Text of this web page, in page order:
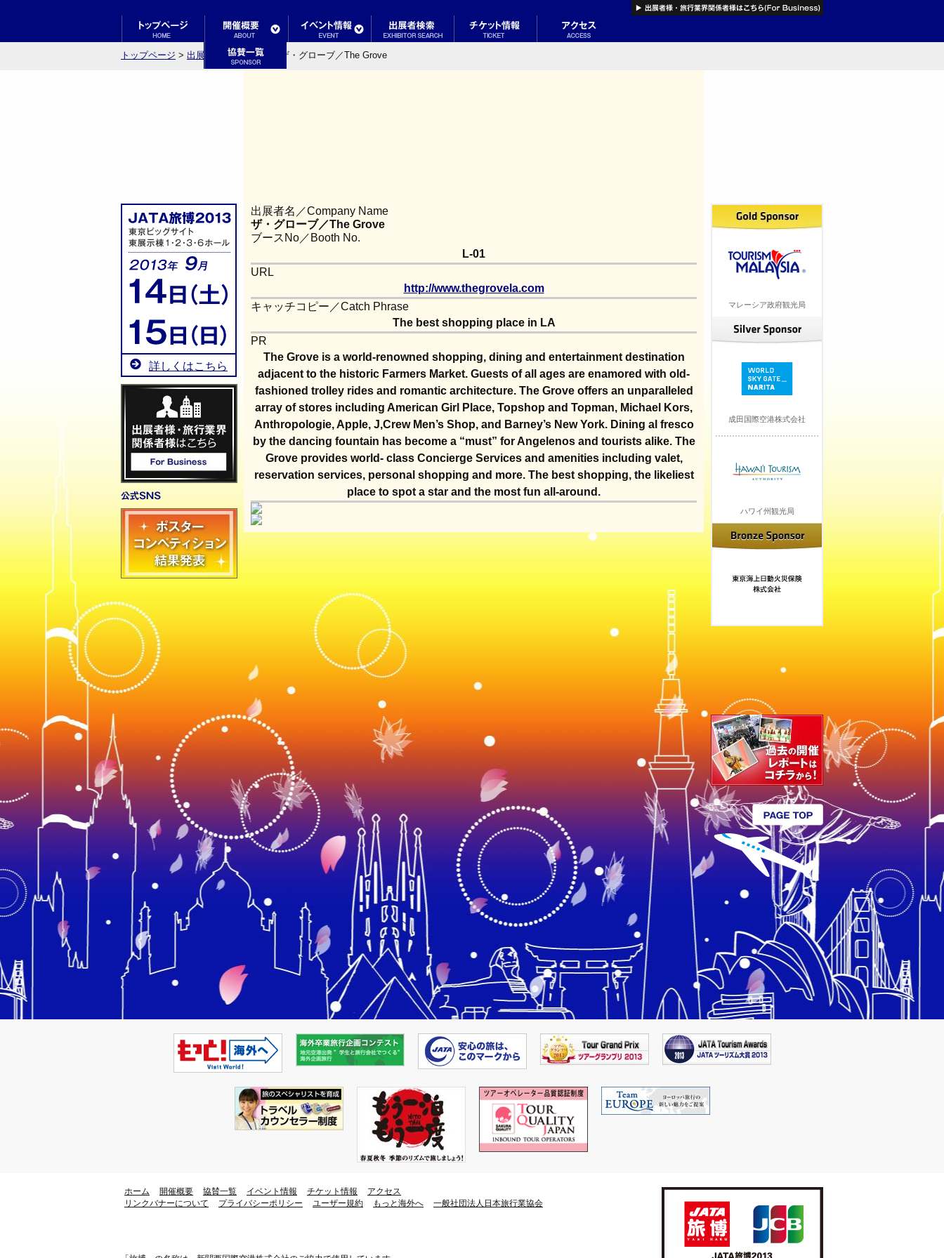
トップページ > 出展者検索結果一覧 > ザ・グローブ／The Grove
詳しくはこちら
出展者名／Company Name
ザ・グローブ／The Grove
ブースNo／Booth No.
L-01
URL
http://www.thegrovela.com
キャッチコピー／Catch Phrase
The best shopping place in LA
PR
The Grove is a world-renowned shopping, dining and entertainment destination
adjacent to the historic Farmers Market. Guests of all ages are enamored with old-
fashioned trolley rides and romantic architecture. The Grove offers an unparalleled
array of stores including American Girl Place, Topshop and Topman, Michael Kors,
Anthropologie, Apple, J,Crew Men’s Shop, and Barney’s New York. Dining al fresco
by the dancing fountain has become a “must” for Angelenos and tourists alike. The
Grove provides world- class Concierge Services and amenities including valet,
reservation services, personal shopping and more. The best shopping, the likeliest
place to spot a star and the most fun all-around.
マレーシア政府観光局
成田国際空港株式会社
ハワイ州観光局
ホーム 開催概要 協賛一覧 イベント情報 チケット情報
アクセス
リンクバナーについて
プライバシーポリシー ユーザー規約 もっと海外へ 一般社団法人日本旅行業協会